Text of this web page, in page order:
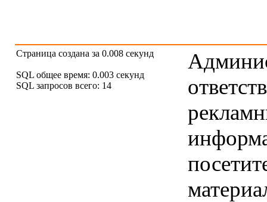
Страница создана за 0.008 секунд
SQL общее время: 0.003 секунд
SQL запросов всего: 14